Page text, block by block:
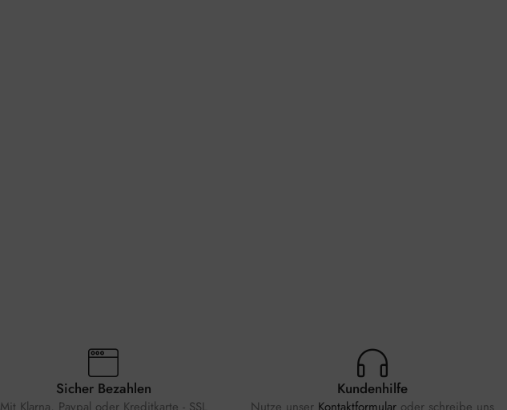
Sicher Bezahlen
Mit Klarna, Paypal oder Kreditkarte - SSL
Kundenhilfe
Nutze unser Kontaktformular oder schreibe uns